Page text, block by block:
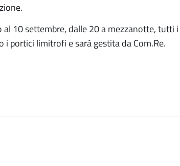
al 10 settembre, dalle 20 a mezzanotte, tutti i
i portici limitrofi e sarà gestita da Com.Re.